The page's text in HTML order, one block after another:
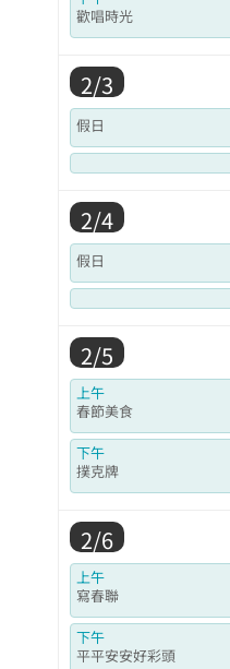
歡唱時光
2/3
假日
2/4
假日
2/5
上午
春節美食
下午
撲克牌
2/6
上午
寫春聯
下午
平平安安好彩頭